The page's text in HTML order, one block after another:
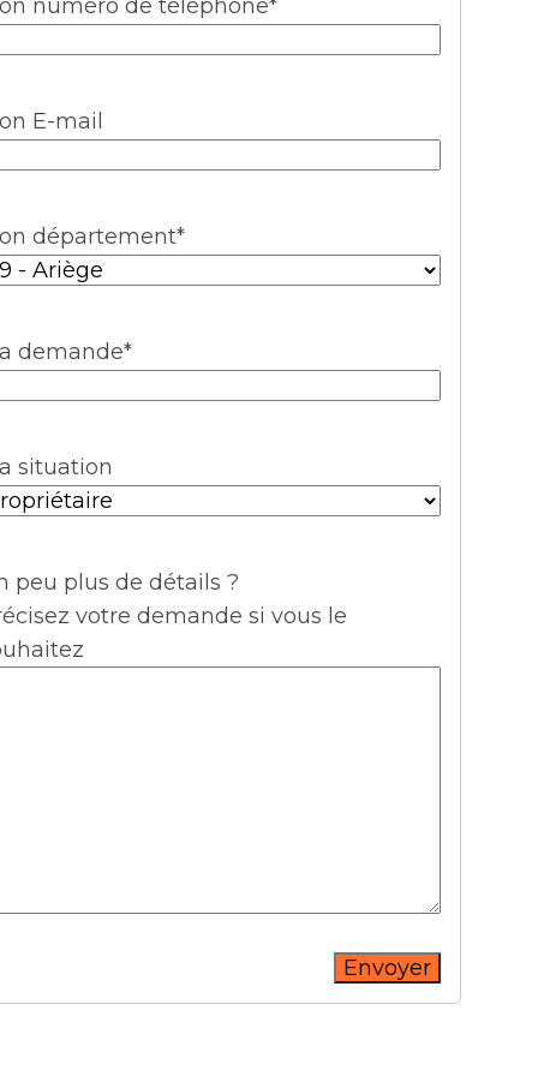
numéro de téléphone*
E-mail
département*
demande*
situation
peu plus de détails ?
votre demande si vous le
Envoyer